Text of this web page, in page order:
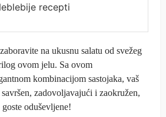
leblebije recepti
na ukusnu salatu od svežeg
ovom jelu. Sa ovom
kombinacijom sastojaka, vaš
zadovoljavajući i zaokružen,
oduševljene!